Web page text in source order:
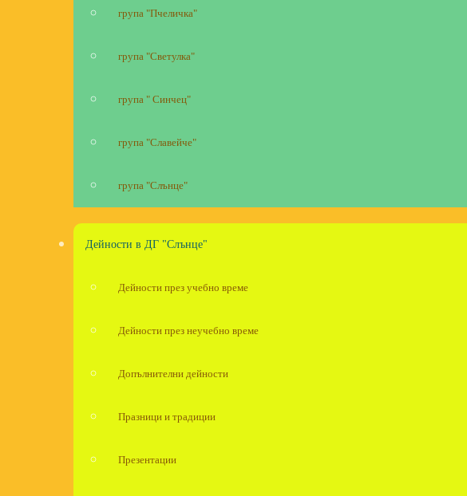
група "Пчеличка"
група "Светулка"
група " Синчец"
група "Славейче"
група "Слънце"
Дейности в ДГ "Слънце"
Дейности през учебно време
Дейности през неучебно време
Допълнителни дейности
Празници и традиции
Презентации